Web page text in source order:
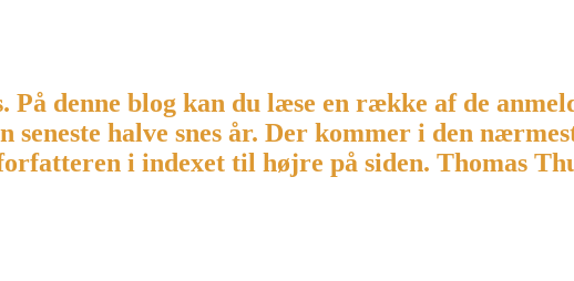
denne blog kan du læse en række af de
seneste halve snes år. Der kommer i den
i indexet til højre på siden. Thomas